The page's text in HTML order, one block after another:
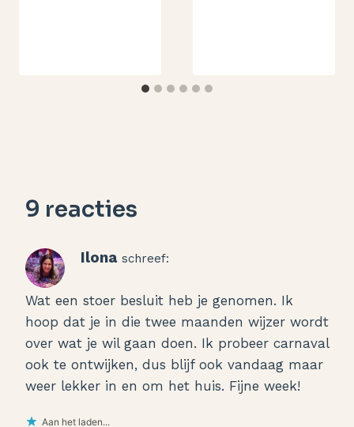
9 reacties
Ilona schreef:
Wat een stoer besluit heb je genomen. Ik
hoop dat je in die twee maanden wijzer wordt
over wat je wil gaan doen. Ik probeer carnaval
ook te ontwijken, dus blijf ook vandaag maar
weer lekker in en om het huis. Fijne week!
Aan het laden...